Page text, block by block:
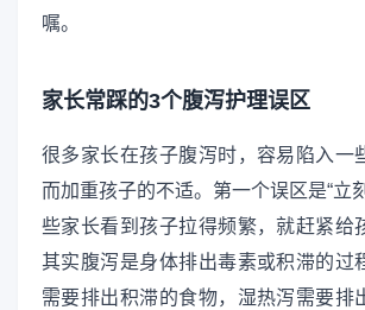
嘱。
家长常踩的3个腹泻护理误区
很多家长在孩子腹泻时，容易陷入一
而加重孩子的不适。第一个误区是“立
些家长看到孩子拉得频繁，就赶紧给
其实腹泻是身体排出毒素或积滞的过
需要排出积滞的食物，湿热泻需要排